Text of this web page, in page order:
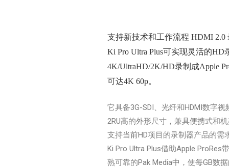
支持新技术和工作流程 HDMI 2.0
Ki Pro Ultra Plus可实现灵活的
4K/UltraHD/2K/HD录制成Apple
可达4K 60p。
它具备3G-SDI、光纤和HDMI数字
2RU高的外形尺寸，兼具便携式和
支持当前HD项目的录制器产品的需
Ki Pro Ultra Plus借助Apple
熟可靠的Pak Media中，使每GB数